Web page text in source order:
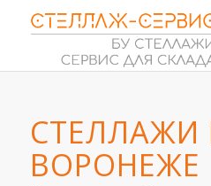
СТЕЛЛАЖИ
ВОРОНЕЖЕ